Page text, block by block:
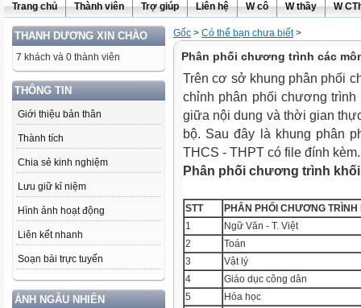
Trang chủ Thành viên Trợ giúp Liên hệ W cô W thầy W
THANH DƯƠNG XIN CHÀO
7 khách và 0 thành viên
THÔNG TIN
Giới thiệu bản thân
Thành tích
Chia sẻ kinh nghiệm
Lưu giữ kỉ niệm
Hình ảnh hoạt động
Liên kết nhanh
Soạn bài trực tuyến
ẢNH NGẪU NHIÊN
Gốc > Có thể bạn chưa biết>
Phân phối chương trình các
Trên cơ sở khung phân phối
chỉnh phân phối chương
giữa nội dung và thời gian
bộ. Sau đây là khung phân
THCS - THPT có file đính kèm.
Phân phối chương trình khối
STT
PHÂN PHỐI CHƯƠNG TRÌNH
1
Ngữ Văn - T. Việt
2
Toán
3
Vật lý
4
Giáo dục công dân
5
Hóa học